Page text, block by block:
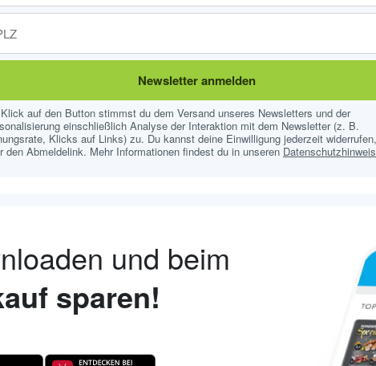
Newsletter anmelden
auf den Button stimmst du dem Versand unseres Newsletters und der
einschließlich Analyse der Interaktion mit dem Newsletter (z. B.
Klicks auf Links) zu. Du kannst deine Einwilligung jederzeit
den Abmeldelink. Mehr Informationen findest du in unseren
und beim
sparen!